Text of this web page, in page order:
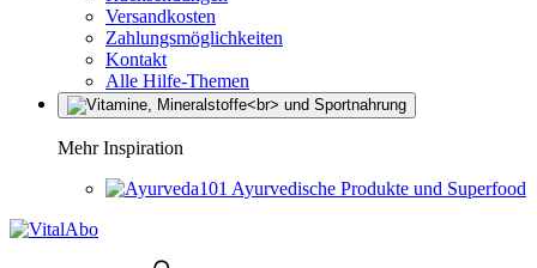
Versandkosten
Zahlungsmöglichkeiten
Kontakt
Alle Hilfe-Themen
Mehr Inspiration
Ayurvedische Produkte und Superfood